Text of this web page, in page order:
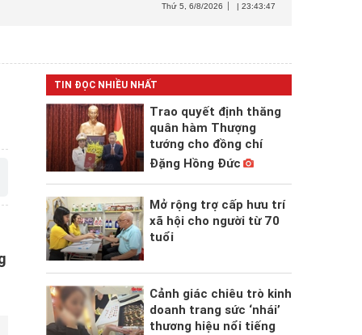
Thứ 5 , 6/8/2026 | 23:43:48
TIN ĐỌC NHIỀU NHẤT
Trao quyết định thăng
quân hàm Thượng
tướng cho đồng chí
Đặng Hồng Đức
Mở rộng trợ cấp hưu trí
xã hội cho người từ 70
tuổi
Cảnh giác chiêu trò kinh
doanh trang sức ‘nhái’
thương hiệu nổi tiếng